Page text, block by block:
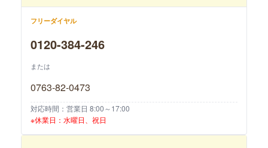
フリーダイヤル
0120-384-246
または
0763-82-0473
対応時間：営業日 8:00～17:00
※休業日：水曜日、祝日